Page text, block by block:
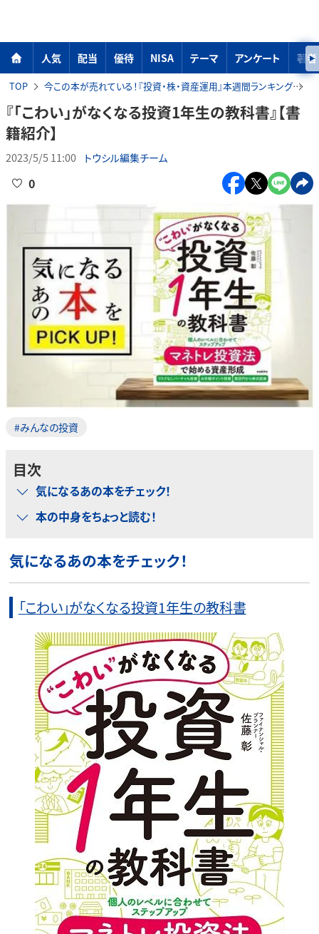
人気 配当 優待 NISA テーマ アンケート 著者
TOP 今この本が売れている！『投資・株・資産運用』本週間ランキング
『「こわい」がなくなる投資1年生の教科書』【書
籍紹介】
2023/5/5 11:00 トウシル編集チーム
0
#みんなの投資
目次
気になるあの本をチェック！
本の中身をちょっと読む！
気になるあの本をチェック！
「こわい」がなくなる投資1年生の教科書